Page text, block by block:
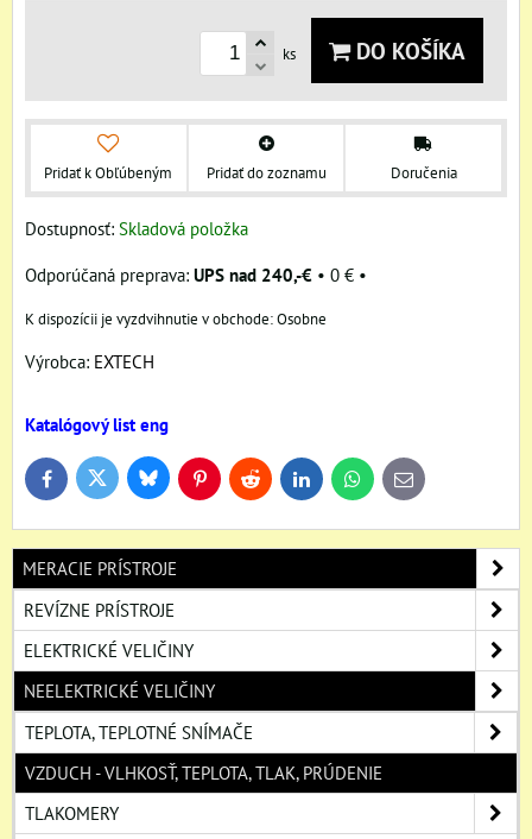
ks DO KOŠÍKA
Pridať k Obľúbeným Pridať do zoznamu Doručenia
Dostupnosť: Skladová položka
UPS nad 240,-€ • 0 € •
Osobne
Výrobca: EXTECH
Katalógový list eng
FacebookTwitter BlueskyPinterestReddit LinkedInWhatsApp
E-
mail
MERACIE PRÍSTROJE
REVÍZNE PRÍSTROJE
ELEKTRICKÉ VELIČINY
NEELEKTRICKÉ VELIČINY
TEPLOTA, TEPLOTNÉ SNÍMAČE
VZDUCH - VLHKOSŤ, TEPLOTA, TLAK, PRÚDENIE
TLAKOMERY